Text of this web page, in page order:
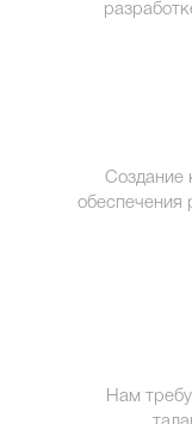
Создание
обеспечения
Нам